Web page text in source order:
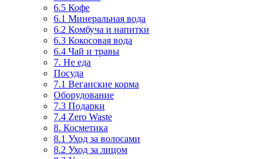
6.5 Кофе
6.1 Минеральная вода
6.2 Комбуча и напитки
6.3 Кокосовая вода
6.4 Чай и травы
7. Не еда
Посуда
7.1 Веганские корма
Оборудование
7.3 Подарки
7.4 Zero Waste
8. Косметика
8.1 Уход за волосами
8.2 Уход за лицом